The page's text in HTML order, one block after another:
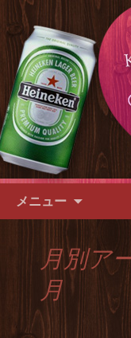
天神・大
ス「ケバ
博多の天神
「ケバブバ
チキンの二
メニュー
月別ア
月